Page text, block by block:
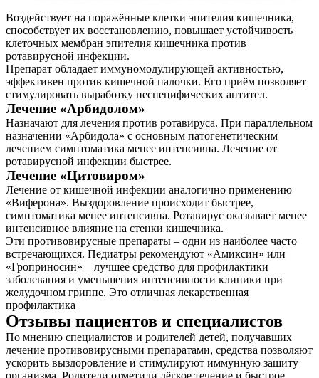
Воздействует на поражённые клетки эпителия кишечника,
способствует их восстановлению, повышает устойчивость
клеточных мембран эпителия кишечника против
ротавирусной инфекции.
Препарат обладает иммуномодулирующей активностью,
эффективен против кишечной палочки. Его приём позволяет
стимулировать выработку неспецифических антител.
Лечение «Арбидолом»
Назначают для лечения против ротавируса. При параллельном
назначении «Арбидола» с основным патогенетическим
лечением симптоматика менее интенсивна. Лечение от
ротавирусной инфекции быстрее.
Лечение «Цитовиром»
Лечение от кишечной инфекции аналогично применению
«Виферона». Выздоровление происходит быстрее,
симптоматика менее интенсивна. Ротавирус оказывает менее
интенсивное влияние на стенки кишечника.
Эти противовирусные препараты – одни из наиболее часто
встречающихся. Педиатры рекомендуют «Амиксин» или
«Гроприносин» – лучшее средство для профилактики
заболевания и уменьшения интенсивности клиники при
желудочном гриппе. Это отличная лекарственная
профилактика
Отзывы пациентов и специалистов
По мнению специалистов и родителей детей, получавших
лечение противовирусными препаратами, средства позволяют
ускорить выздоровление и стимулируют иммунную защиту
организма. Родители отметили лёгкое течение и быстрое